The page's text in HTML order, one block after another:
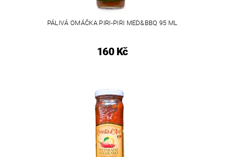
PÁLIVÁ OMÁČKA PIRI-PIRI MED&BBQ 95 ML
160 Kč